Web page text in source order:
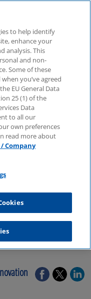
to help identify
enhance your
analysis. This
and non-
Some of these
you’ve agreed
EU General Data
25 (1) of the
Data
to all our
own preferences
read more about
Company